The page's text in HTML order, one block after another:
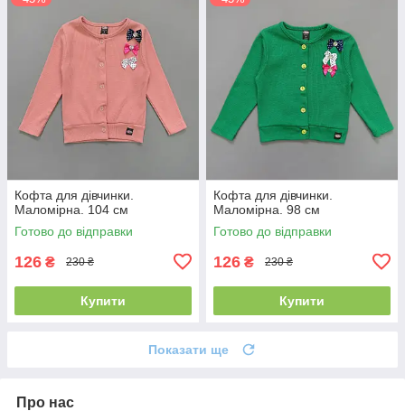
Кофта для дівчинки.
Маломірна. 104 см
Готово до відправки
126 ₴ 230 ₴
Купити
Кофта для дівчинки.
Маломірна. 98 см
Готово до відправки
126 ₴ 230 ₴
Купити
Показати ще
Про нас